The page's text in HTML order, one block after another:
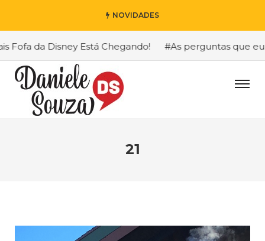
NOVIDADES
da Disney Está Chegando! #As perguntas que eu
21